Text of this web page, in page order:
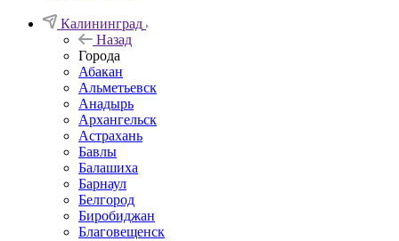
Калининград
Назад
Города
Абакан
Альметьевск
Анадырь
Архангельск
Астрахань
Бавлы
Балашиха
Барнаул
Белгород
Биробиджан
Благовещенск